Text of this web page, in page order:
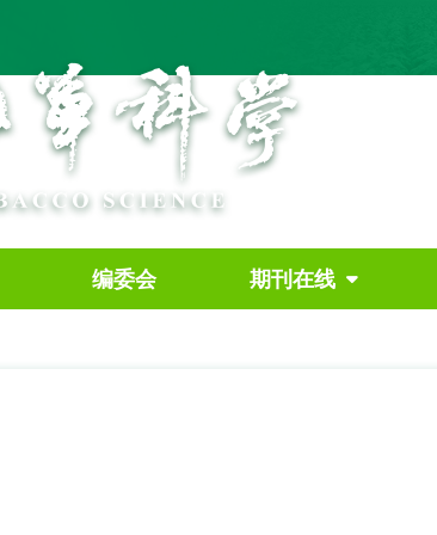
编委会 期刊在线